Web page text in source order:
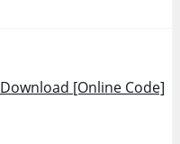
[Online Code]